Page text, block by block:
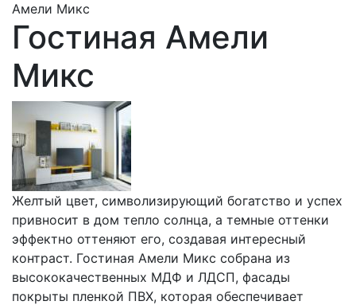
Амели Микс
Гостиная Амели
Микс
Желтый цвет, символизирующий богатство и успех
привносит в дом тепло солнца, а темные оттенки
эффектно оттеняют его, создавая интересный
контраст. Гостиная Амели Микс собрана из
высококачественных МДФ и ЛДСП, фасады
покрыты пленкой ПВХ, которая обеспечивает